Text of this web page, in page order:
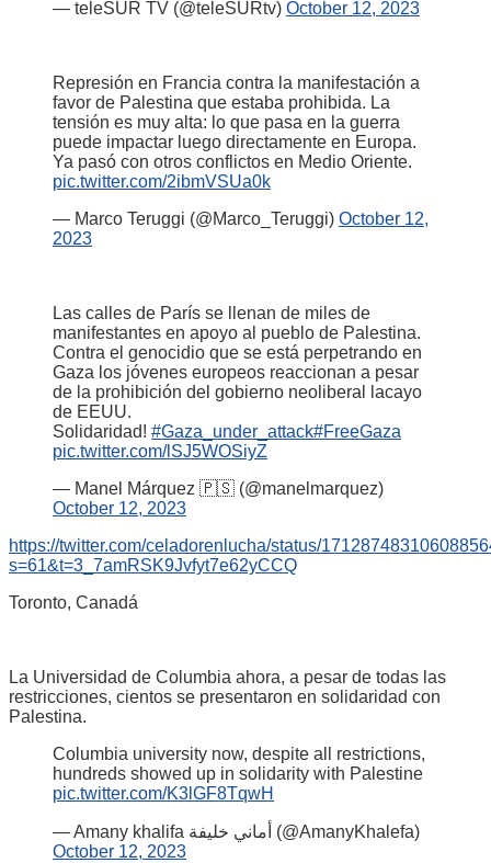
— teleSUR TV (@teleSURtv) October 12, 2023
Represión en Francia contra la manifestación a
favor de Palestina que estaba prohibida. La
tensión es muy alta: lo que pasa en la guerra
puede impactar luego directamente en Europa.
Ya pasó con otros conflictos en Medio Oriente.
pic.twitter.com/2ibmVSUa0k
— Marco Teruggi (@Marco_Teruggi) October 12,
2023
Las calles de París se llenan de miles de
manifestantes en apoyo al pueblo de Palestina.
Contra el genocidio que se está perpetrando en
Gaza los jóvenes europeos reaccionan a pesar
de la prohibición del gobierno neoliberal lacayo
de EEUU.
Solidaridad! #Gaza_under_attack#FreeGaza
pic.twitter.com/lSJ5WOSiyZ
— Manel Márquez 🇵🇸 (@manelmarquez)
October 12, 2023
https://twitter.com/celadorenlucha/status/
s=61&t=3_7amRSK9Jvfyt7e62yCCQ
Toronto, Canadá
La Universidad de Columbia ahora, a pesar de todas las
restricciones, cientos se presentaron en solidaridad con
Palestina.
Columbia university now, despite all restrictions,
hundreds showed up in solidarity with Palestine
pic.twitter.com/K3lGF8TqwH
— Amany khalifa أماني خليفة (@AmanyKhalefa)
October 12, 2023